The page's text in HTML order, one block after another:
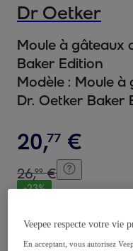
Dr Oetker
Moule à gâteaux
Baker Edition
Modèle : Moule à
Dr. Oetker Baker
20,77 €
26,99 €
-23%
Veepee respecte votre vie
En acceptant, vous autorisez